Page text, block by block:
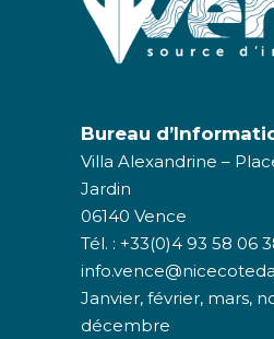
Bureau
Villa Alexandrine –
Jardin
06140 Vence
Tél. : +33(0)4 93 58 06
Janvier, février, mars,
décembre